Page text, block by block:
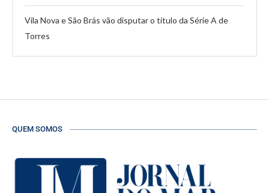
Vila Nova e São Brás vão disputar o título da Série A de
Torres
QUEM SOMOS